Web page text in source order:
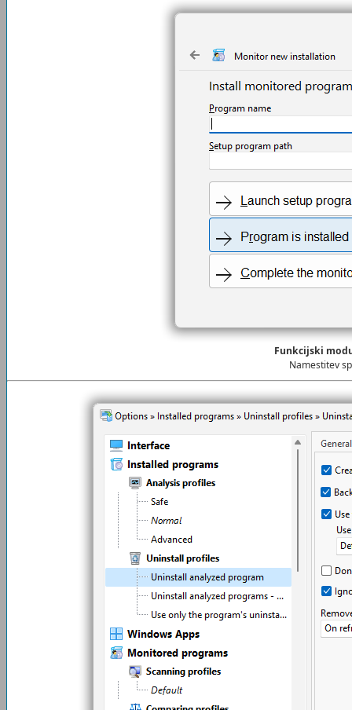
Funkcijski
Namestitev